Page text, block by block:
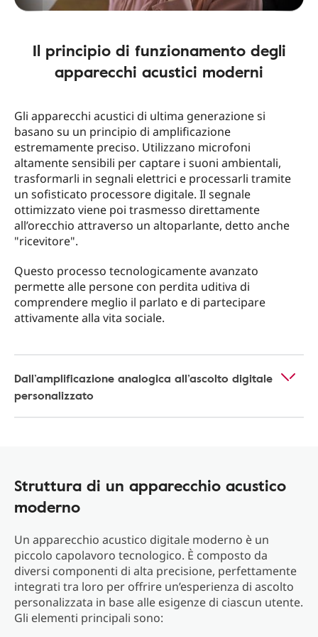
Il principio di funzionamento degli
apparecchi acustici moderni
Gli apparecchi acustici di ultima generazione si
basano su un principio di amplificazione
estremamente preciso. Utilizzano microfoni
altamente sensibili per captare i suoni ambientali,
trasformarli in segnali elettrici e processarli tramite
un sofisticato processore digitale. Il segnale
ottimizzato viene poi trasmesso direttamente
all’orecchio attraverso un altoparlante, detto anche
"ricevitore".
Questo processo tecnologicamente avanzato
permette alle persone con perdita uditiva di
comprendere meglio il parlato e di partecipare
attivamente alla vita sociale.
Dall’amplificazione analogica all’ascolto digitale
personalizzato
Struttura di un apparecchio acustico
moderno
Un apparecchio acustico digitale moderno è un
piccolo capolavoro tecnologico. È composto da
diversi componenti di alta precisione, perfettamente
integrati tra loro per offrire un’esperienza di ascolto
personalizzata in base alle esigenze di ciascun utente.
Gli elementi principali sono: